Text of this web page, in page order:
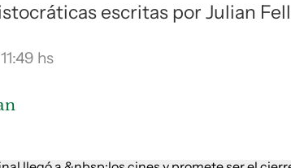
escritas por Julian
11:49 hs